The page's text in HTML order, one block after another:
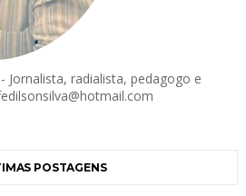
Jornalista, radialista, pedagogo e
POSTAGENS